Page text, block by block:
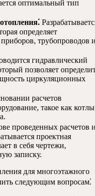
оптимальный тип
определяет
трубопроводов
гидравлический
позволяет
циркуляционных
расчетов
такое как
проведенных расчетов
проектная
в себя чертежи,
записку.
для многоэтажного
следующим вопросам⁚